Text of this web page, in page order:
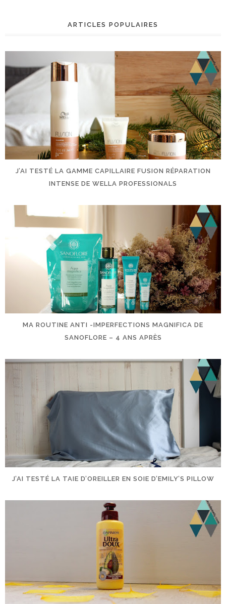
ARTICLES POPULAIRES
J’AI TESTÉ LA GAMME CAPILLAIRE FUSION RÉPARATION
INTENSE DE WELLA PROFESSIONALS
MA ROUTINE ANTI -IMPERFECTIONS MAGNIFICA DE
SANOFLORE – 4 ANS APRÈS
J’AI TESTÉ LA TAIE D’OREILLER EN SOIE D’EMILY’S PILLOW